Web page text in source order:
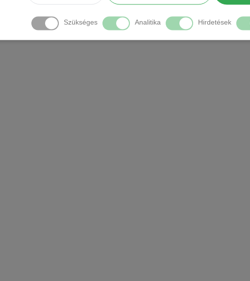
Szükséges Analitika Hirdetések